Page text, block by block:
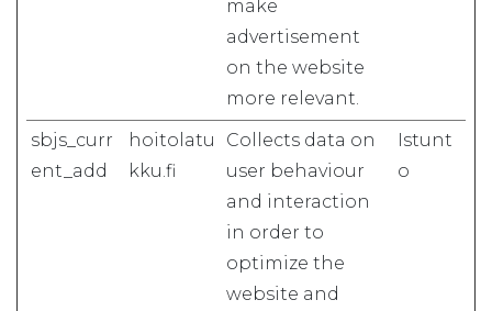
make
advertisement
on the website
more relevant.
sbjs_curr
ent_add
hoitolatu
kku.fi
Collects data on
user behaviour
and interaction
in order to
optimize the
website and
Istunt
o